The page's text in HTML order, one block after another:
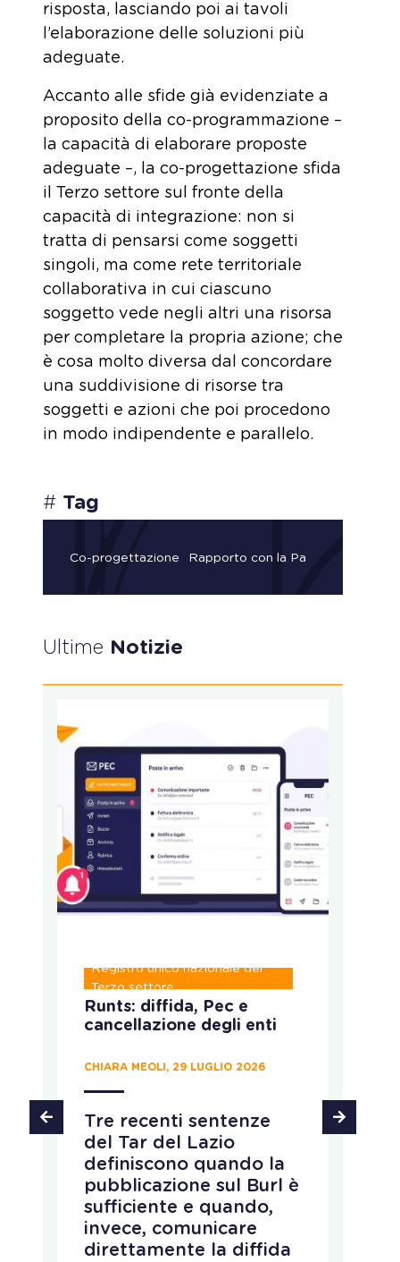
risposta, lasciando poi ai tavoli
l’elaborazione delle soluzioni più
adeguate.
Accanto alle sfide già evidenziate a
proposito della co-programmazione –
la capacità di elaborare proposte
adeguate –, la co-progettazione sfida
il Terzo settore sul fronte della
capacità di integrazione: non si
tratta di pensarsi come soggetti
singoli, ma come rete territoriale
collaborativa in cui ciascuno
soggetto vede negli altri una risorsa
per completare la propria azione; che
è cosa molto diversa dal concordare
una suddivisione di risorse tra
soggetti e azioni che poi procedono
in modo indipendente e parallelo.
# Tag
Co-progettazione Rapporto con la Pa
Ultime Notizie
Registro unico nazionale del
Terzo settore
Runts: diffida, Pec e
cancellazione degli enti
CHIARA MEOLI, 29 LUGLIO 2026
Tre recenti sentenze
del Tar del Lazio
definiscono quando la
pubblicazione sul Burl è
sufficiente e quando,
invece, comunicare
direttamente la diffida